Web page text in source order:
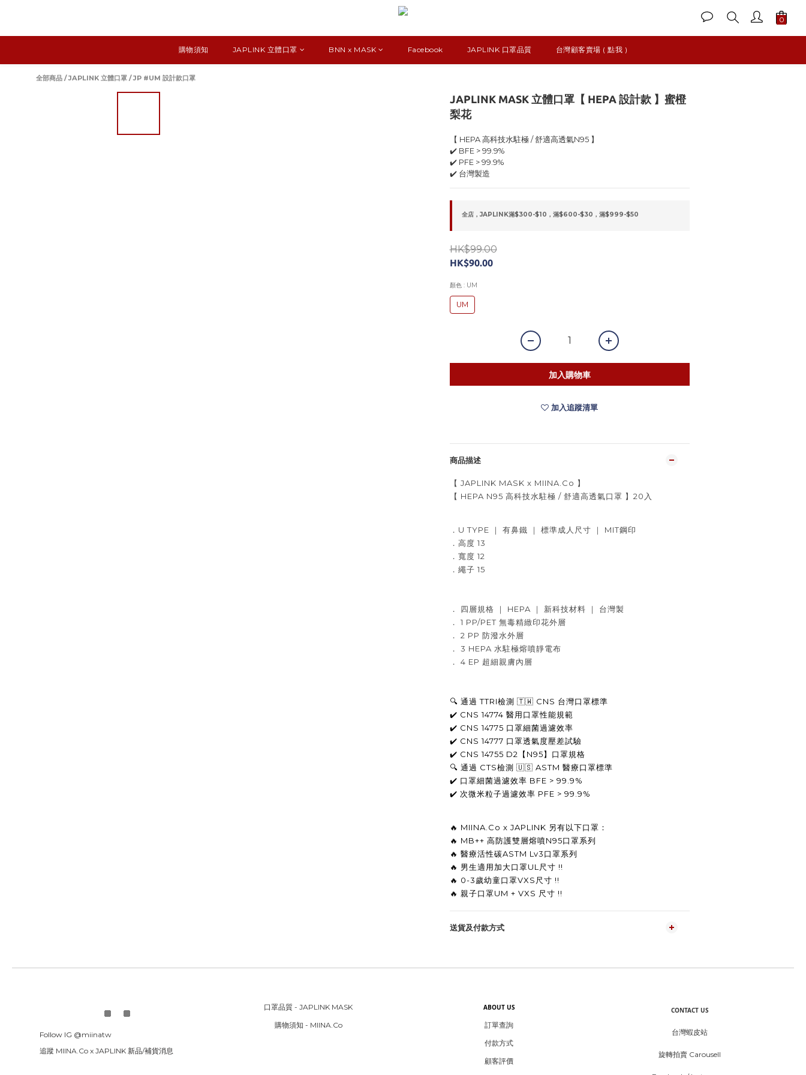
購物須知 JAPLINK 立體口罩 BNN x MASK Facebook JAPLINK 口罩品質 台灣顧客賣場 ( 點我 )
全部商品 /JAPLINK 立體口罩 /JP #UM 設計款口罩
JAPLINK MASK 立體口罩【 HEPA 設計款 】蜜橙
梨花
【 HEPA 高科技水駐極 / 舒適高透氣N95 】
✔️ BFE > 99.9%
✔️ PFE > 99.9%
✔️ 台灣製造
全店，JAPLINK滿$300-$10，滿$600-$30，滿$999-$50
HK$99.00
HK$90.00
顏色 : UM
UM
加入購物車
加入追蹤清單
商品描述
【 JAPLINK MASK x MIINA.Co 】
【 HEPA N95 高科技水駐極 / 舒適高透氣口罩 】20入
．U TYPE ｜ 有鼻鐵 ｜ 標準成人尺寸 ｜ MIT鋼印
．高度 13
．寬度 12
．繩子 15
． 四層規格 ｜ HEPA ｜ 新科技材料 ｜ 台灣製
． 1 PP/PET 無毒精緻印花外層
． 2 PP 防潑水外層
． 3 HEPA 水駐極熔噴靜電布
． 4 EP 超細親膚內層
🔍 通過 TTRI檢測 🇹🇼 CNS 台灣口罩標準
✔️ CNS 14774 醫用口罩性能規範
✔️ CNS 14775 口罩細菌過濾效率
✔️ CNS 14777 口罩透氣度壓差試驗
✔️ CNS 14755 D2【N95】口罩規格
🔍 通過 CTS檢測 🇺🇸 ASTM 醫療口罩標準
✔️ 口罩細菌過濾效率 BFE > 99.9%
✔️ 次微米粒子過濾效率 PFE > 99.9%
🔥 MIINA.Co x JAPLINK 另有以下口罩 ：
🔥 MB++ 高防護雙層熔噴N95口罩系列
🔥 醫療活性碳ASTM Lv3口罩系列
🔥 男生適用加大口罩UL尺寸 !!
🔥 0-3歲幼童口罩VXS尺寸 !!
🔥 親子口罩UM + VXS 尺寸 !!
送貨及付款方式
Follow IG @miinatw
追蹤 MIINA.Co x JAPLINK 新品/補貨消息
口罩品質 - JAPLINK MASK
購物須知 - MIINA.Co
ABOUT US
訂單查詢
付款方式
顧客評價
CONTACT US
台灣蝦皮站
旋轉拍賣 Carousell